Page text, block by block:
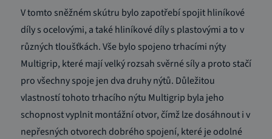
V tomto sněžném skútru bylo zapotřebí spojit hliníkové
díly s ocelovými, a také hliníkové díly s plastovými a to v
různých tloušťkách. Vše bylo spojeno trhacími nýty
Multigrip, které mají velký rozsah svěrné síly a proto stačí
pro všechny spoje jen dva druhy nýtů. Důležitou
vlastností tohoto trhacího nýtu Multigrip byla jeho
schopnost vyplnit montážní otvor, čímž lze dosáhnout i v
nepřesných otvorech dobrého spojení, které je odolné